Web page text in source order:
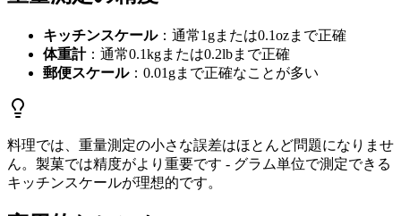
キッチンスケール：通常1gまたは0.1ozまで正確
体重計：通常0.1kgまたは0.2lbまで正確
郵便スケール：0.01gまで正確なことが多い
料理では、重量測定の小さな誤差はほとんど問題になりませ
ん。製菓では精度がより重要です - グラム単位で測定できる
キッチンスケールが理想的です。